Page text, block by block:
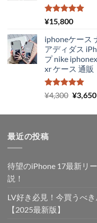
5段階中
5.00の評価
¥15,800
iphoneケース
アディダス
プ nike
xr ケース 通販
5段階中
5.00
の評価
¥4,300 元
価
し
¥3,650
最近の投稿
待望のiPhone 17最新リ
説！
LV好き必見！今買うべ
【2025最新版】